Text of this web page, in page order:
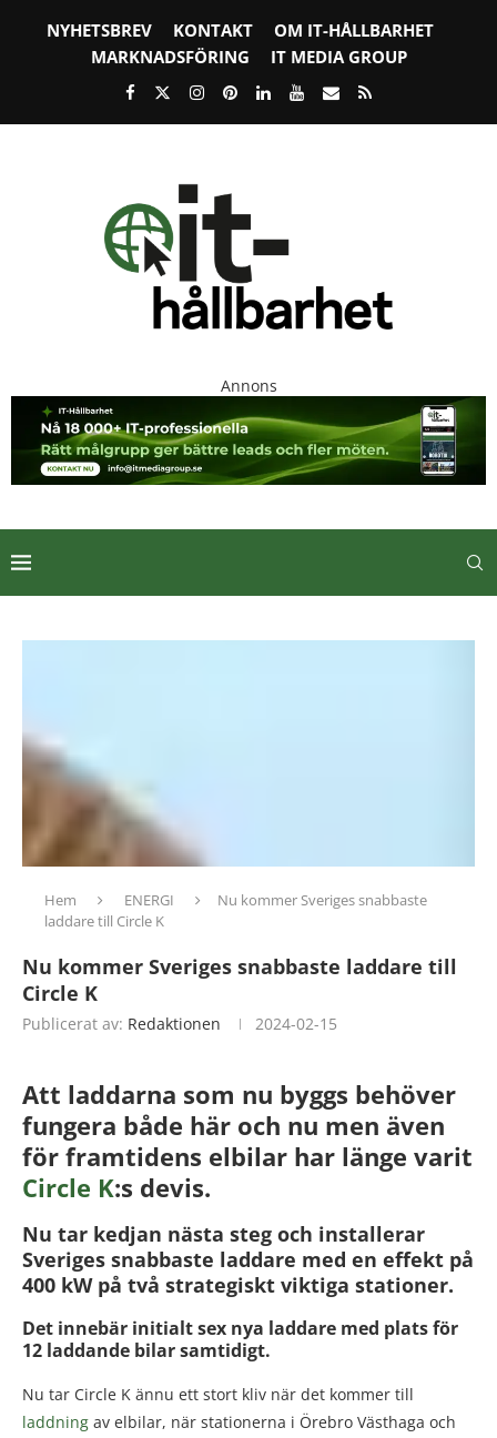
NYHETSBREV KONTAKT
OM IT-HÅLLBARHET
MARKNADSFÖRING
IT MEDIA GROUP
Annons
Hem ENERGI
Nu kommer Sveriges snabbaste
laddare till Circle K
Nu kommer Sveriges snabbaste laddare till
Circle K
Publicerat av: Redaktionen 2024-02-15
Att laddarna som nu byggs behöver
fungera både här och nu men även
för framtidens elbilar har länge varit
Circle K:s devis.
Nu tar kedjan nästa steg och installerar
Sveriges snabbaste laddare med en effekt på
400 kW på två strategiskt viktiga stationer.
Det innebär initialt sex nya laddare med plats för
12 laddande bilar samtidigt.
Nu tar Circle K ännu ett stort kliv när det kommer till
laddning av elbilar, när stationerna i Örebro Västhaga och